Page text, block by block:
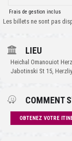
Frais de gestion inclus
Les billets ne sont pas
LIEU
Heichal Omanouiot
Jabotinski St 15,
COMMENT
OBTENEZ VOTRE